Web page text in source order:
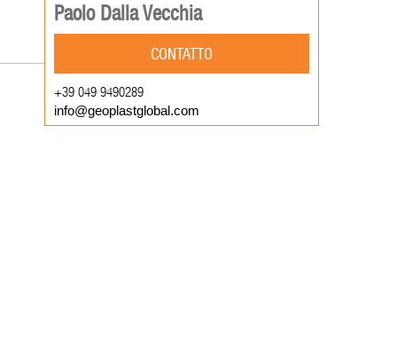
Paolo Dalla Vecchia
CONTATTO
+39 049 9490289
info@geoplastglobal.com